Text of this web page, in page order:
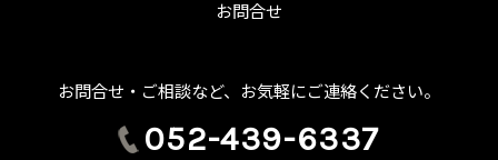
お問合せ
お問合せ・ご相談など、お気軽にご連絡ください。
052-439-6337